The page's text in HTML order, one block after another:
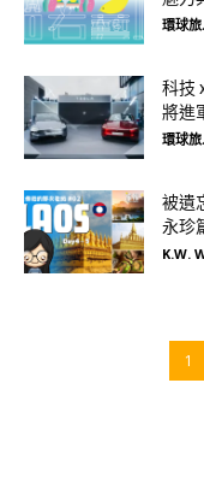
環球
科技
將進
環球
被遺
永珍
K.W.
1